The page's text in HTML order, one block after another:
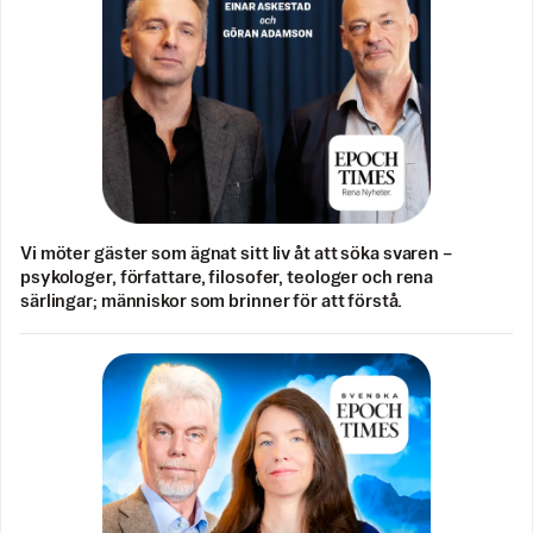
Vi möter gäster som ägnat sitt liv åt att söka svaren –
psykologer, författare, filosofer, teologer och rena
särlingar; människor som brinner för att förstå.